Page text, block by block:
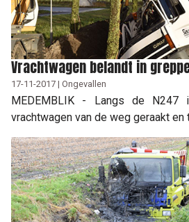
Vrachtwagen belandt in
17-11-2017 | Ongevallen
MEDEMBLIK - Langs de N247
vrachtwagen van de weg geraakt en